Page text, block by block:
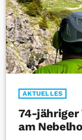
AKTUELLES
74-jähriger
am